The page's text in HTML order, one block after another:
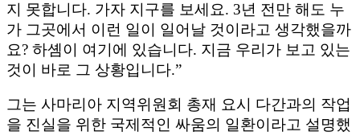
지 못합니다. 가자 지구를 보세요. 3년 전만 해도 누
가 그곳에서 이런 일이 일어날 것이라고 생각했을까
요? 하솀이 여기에 있습니다. 지금 우리가 보고 있는
것이 바로 그 상황입니다.”
그는 사마리아 지역위원회 총재 요시 다간과의 작업
을 진실을 위한 국제적인 싸움의 일환이라고 설명했